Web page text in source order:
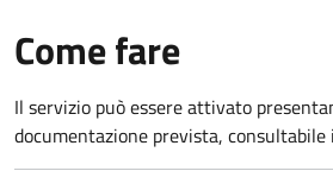
Come fare
Il servizio può essere attivato
documentazione prevista, consultabile